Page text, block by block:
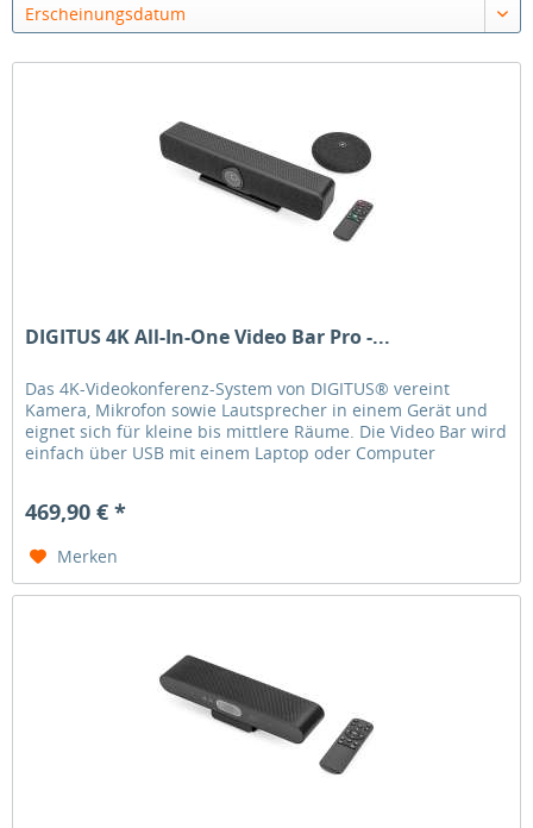
Erscheinungsdatum
DIGITUS 4K All-In-One Video Bar Pro -...
Das 4K-Videokonferenz-System von DIGITUS® vereint
Kamera, Mikrofon sowie Lautsprecher in einem Gerät und
eignet sich für kleine bis mittlere Räume. Die Video Bar wird
einfach über USB mit einem Laptop oder Computer
469,90 € *
Merken